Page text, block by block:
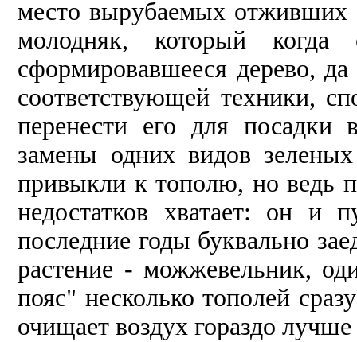
место вырубаемых отживших
молодняк, который
сформировавшееся дерево,
соответствующей техники,
перенести его для посадки
замены одних видов
привыкли к тополю, но ведь
недостатков хватает: он
последние годы буквально
растение - можжевельник,
пояс" несколько тополей
очищает воздух гораздо